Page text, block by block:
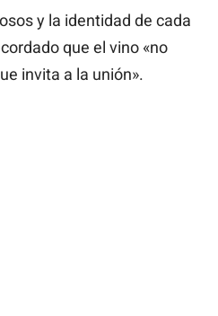
y la identidad de cada
que el vino «no
invita a la unión».